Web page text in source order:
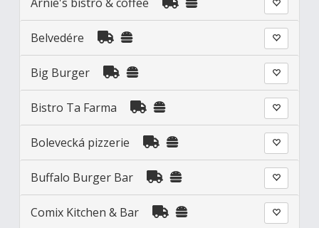
Belvedére
Big Burger
Bistro Ta Farma
Bolevecká pizzerie
Buffalo Burger Bar
Comix Kitchen & Bar